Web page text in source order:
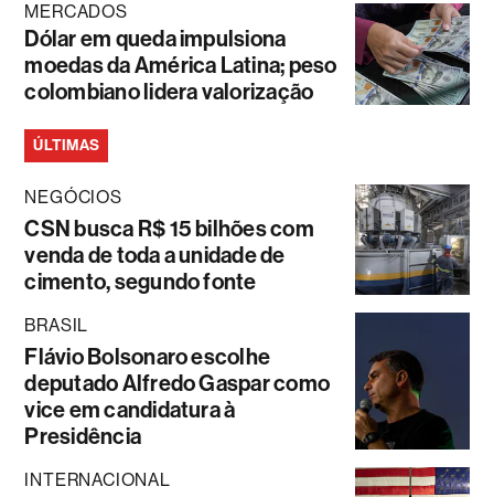
MERCADOS
Dólar em queda impulsiona
moedas da América Latina; peso
colombiano lidera valorização
ÚLTIMAS
NEGÓCIOS
CSN busca R$ 15 bilhões com
venda de toda a unidade de
cimento, segundo fonte
BRASIL
Flávio Bolsonaro escolhe
deputado Alfredo Gaspar como
vice em candidatura à
Presidência
INTERNACIONAL